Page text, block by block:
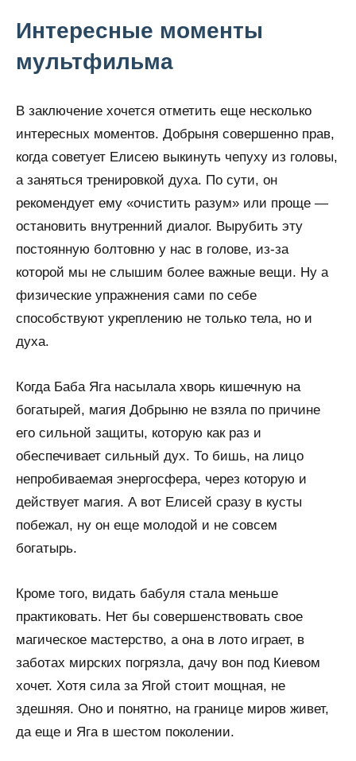
Интересные моменты
мультфильма
В заключение хочется отметить еще несколько
интересных моментов. Добрыня совершенно прав,
когда советует Елисею выкинуть чепуху из головы,
а заняться тренировкой духа. По сути, он
рекомендует ему «очистить разум» или проще —
остановить внутренний диалог. Вырубить эту
постоянную болтовню у нас в голове, из-за
которой мы не слышим более важные вещи. Ну а
физические упражнения сами по себе
способствуют укреплению не только тела, но и
духа.
Когда Баба Яга насылала хворь кишечную на
богатырей, магия Добрыню не взяла по причине
его сильной защиты, которую как раз и
обеспечивает сильный дух. То бишь, на лицо
непробиваемая энергосфера, через которую и
действует магия. А вот Елисей сразу в кусты
побежал, ну он еще молодой и не совсем
богатырь.
Кроме того, видать бабуля стала меньше
практиковать. Нет бы совершенствовать свое
магическое мастерство, а она в лото играет, в
заботах мирских погрязла, дачу вон под Киевом
хочет. Хотя сила за Ягой стоит мощная, не
здешняя. Оно и понятно, на границе миров живет,
да еще и Яга в шестом поколении.